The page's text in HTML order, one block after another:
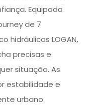
Equipada
de 7
hidráulicos LOGAN,
precisas e
situação. As
estabilidade e
urbano.